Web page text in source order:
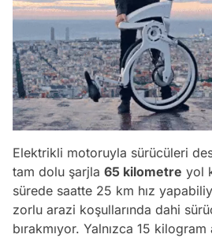
Elektrikli motoruyla sürücüleri
tam dolu şarjla 65 kilometre yol
sürede saatte 25 km hız
zorlu arazi koşullarında dahi
bırakmıyor. Yalnızca 15 kilogram